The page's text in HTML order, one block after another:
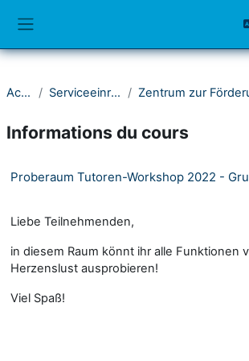
Accueil Serviceeinrichtungen
Informations du cours
Proberaum Tutoren-Workshop 2022 -
Liebe Teilnehmenden,
in diesem Raum könnt ihr alle Funktionen
Herzenslust ausprobieren!
Viel Spaß!